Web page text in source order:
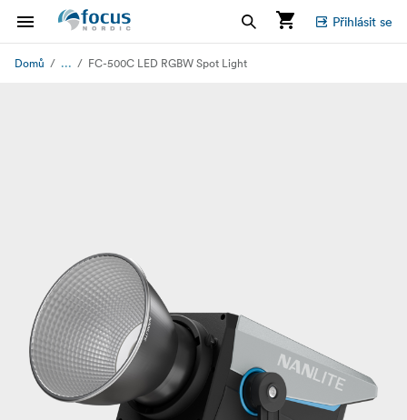
Přihlásit se
Domů ... FC-500C LED RGBW Spot Light